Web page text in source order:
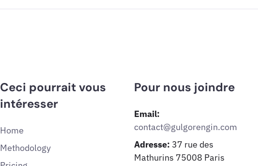
Ceci pourrait vous
intéresser
Home
Methodology
Pour nous joindre
Email:
contact@gulgorengin.com
Adresse: 37 rue des
Mathurins 75008 Paris